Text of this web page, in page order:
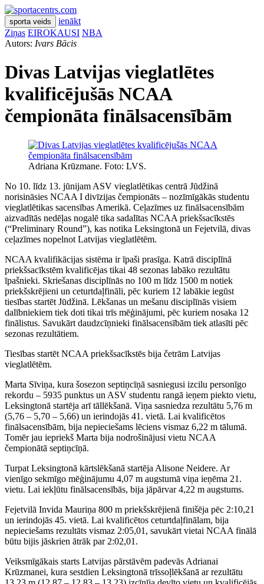
sporta veids
ienākt
Ziņas EIROKAUSI NBA
Autors: Ivars Bācis
Divas Latvijas vieglatlētes
kvalificējušās NCAA
čempionāta finālsacensībām
Adriana Krūzmane. Foto: LVS.
No 10. līdz 13. jūnijam ASV vieglatlētikas centrā Jūdžinā
norisināsies NCAA I divīzijas čempionāts – nozīmīgākās studentu
vieglatlētikas sacensības Amerikā. Ceļazīmes uz finālsacensībām
aizvadītās nedēļas nogalē tika sadalītas NCAA priekšsacīkstēs
(“Preliminary Round”), kas notika Leksingtonā un Fejetvilā, divas
ceļazīmes nopelnot Latvijas vieglatlētēm.
NCAA kvalifikācijas sistēma ir īpaši prasīga. Katrā disciplīnā
priekšsacīkstēm kvalificējas tikai 48 sezonas labāko rezultātu
īpašnieki. Skriešanas disciplīnās no 100 m līdz 1500 m notiek
priekšskrējieni un ceturtdaļfināli, pēc kuriem 12 labākie iegūst
tiesības startēt Jūdžinā. Lēkšanas un mešanu disciplīnās visiem
dalībniekiem tiek doti tikai trīs mēģinājumi, pēc kuriem nosaka 12
finālistus. Savukārt daudzcīņnieki finālsacensībām tiek atlasīti pēc
sezonas rezultātiem.
Tiesības startēt NCAA priekšsacīkstēs bija četrām Latvijas
vieglatlētēm.
Marta Sīviņa, kura šosezon septiņcīņā sasniegusi izcilu personīgo
rekordu – 5935 punktus un ASV studentu rangā ieņem piekto vietu,
Leksingtonā startēja arī tāllēkšanā. Viņa sasniedza rezultātu 5,76 m
(5,76 – 5,70 – 5,66) un ierindojās 41. vietā. Lai kvalificētos
finālsacensībām, bija nepieciešams lēciens vismaz 6,22 m tālumā.
Tomēr jau iepriekš Marta bija nodrošinājusi vietu NCAA
čempionātā septiņcīņā.
Turpat Leksingtonā kārtslēkšanā startēja Alisone Neidere. Ar
vienīgo sekmīgo mēģinājumu 4,07 m augstumā viņa ieņēma 21.
vietu. Lai iekļūtu finālsacensībās, bija jāpārvar 4,22 m augstums.
Fejetvilā Invida Mauriņa 800 m priekšskrējienā finišēja pēc 2:10,21
un ierindojās 45. vietā. Lai kvalificētos ceturtdaļfinālam, bija
nepieciešams rezultāts vismaz 2:05,01, savukārt vietai NCAA finālā
būtu bijis jāskrien ātrāk par 2:02,01.
Veiksmīgākais starts Latvijas pārstāvēm padevās Adrianai
Krūzmanei, kura sestdien Leksingtonā trīssoļlēkšanā ar rezultātu